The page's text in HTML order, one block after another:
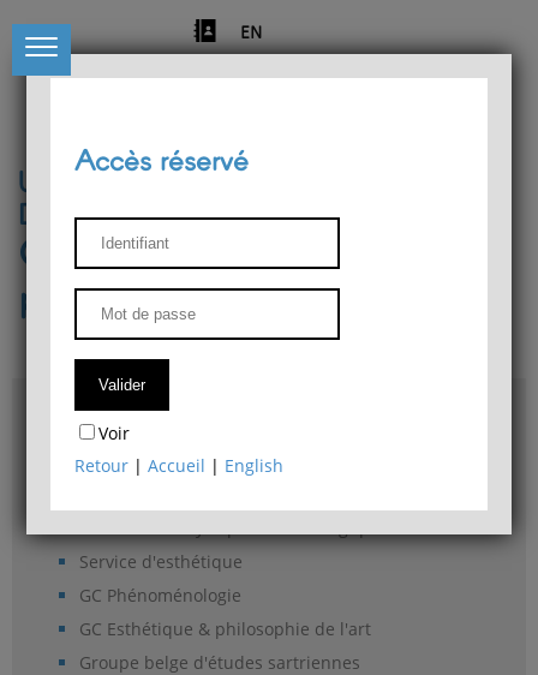
EN
Université de Liège
Département de philosophie
Centre de recherches
phénoménologiques
Accès & plans
Bibliothèque du Département de philosophie
Service d'esthétique
GC Phénoménologie
GC Esthétique & philosophie de l'art
Groupe belge d'études sartriennes
Accès réservé
Voir
Retour |Accueil | English